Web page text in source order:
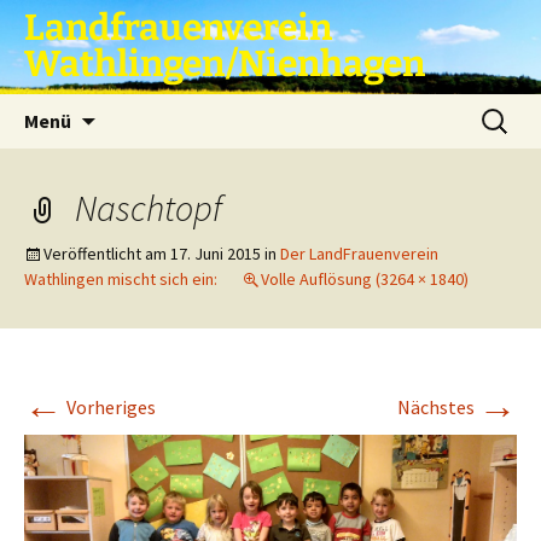
Zum
Inhalt
springen
Landfrauenverein
Wathlingen/Nienhagen
Menü
Suche
nach:
Naschtopf
Veröffentlicht am 17. Juni 2015 in Der LandFrauenverein
Wathlingen mischt sich ein:
Volle Auflösung (3264 × 1840)
← Vorheriges Nächstes →